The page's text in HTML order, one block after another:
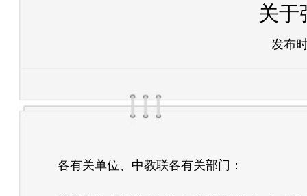
关于
发布
各有关单位、中教联各有关部门：